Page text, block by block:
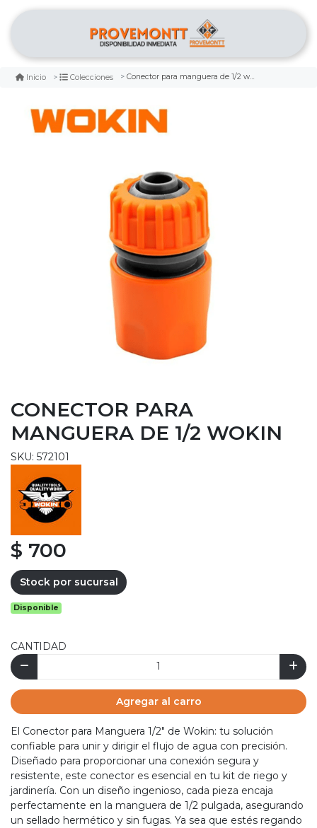
Inicio Colecciones Conector para manguera de 1/2 wokin
CONECTOR PARA
MANGUERA DE 1/2 WOKIN
SKU: 572101
$ 700
Stock por sucursal
Disponible
CANTIDAD
Agregar al carro
El Conector para Manguera 1/2" de Wokin: tu solución
confiable para unir y dirigir el flujo de agua con precisión.
Diseñado para proporcionar una conexión segura y
resistente, este conector es esencial en tu kit de riego y
jardinería. Con un diseño ingenioso, cada pieza encaja
perfectamente en la manguera de 1/2 pulgada, asegurando
un sellado hermético y sin fugas. Ya sea que estés regando